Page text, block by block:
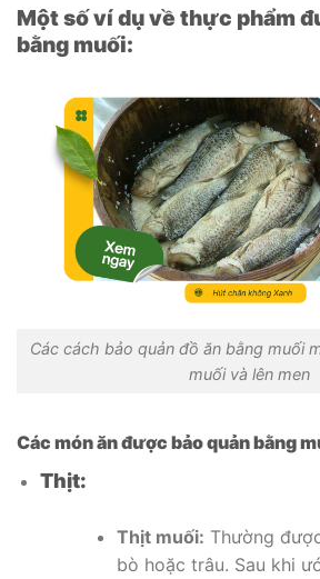
Một số ví dụ về thực phẩm
bằng muối:
Các cách bảo quản đồ ăn bằng muối
muối và lên men
Các món ăn được bảo quản bằng
Thịt:
Thịt muối: Thường
bò hoặc trâu. Sau khi